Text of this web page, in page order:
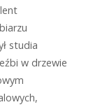
studia
w drzewie